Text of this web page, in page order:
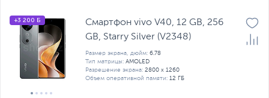
+3 200 Б
Смартфон vivo V40, 12 GB, 256
GB, Starry Silver (V2348)
Размер экрана, дюйм: 6.78
Тип матрицы: AMOLED
Разрешение экрана: 2800 x 1260
Объем оперативной памяти: 12 ГБ